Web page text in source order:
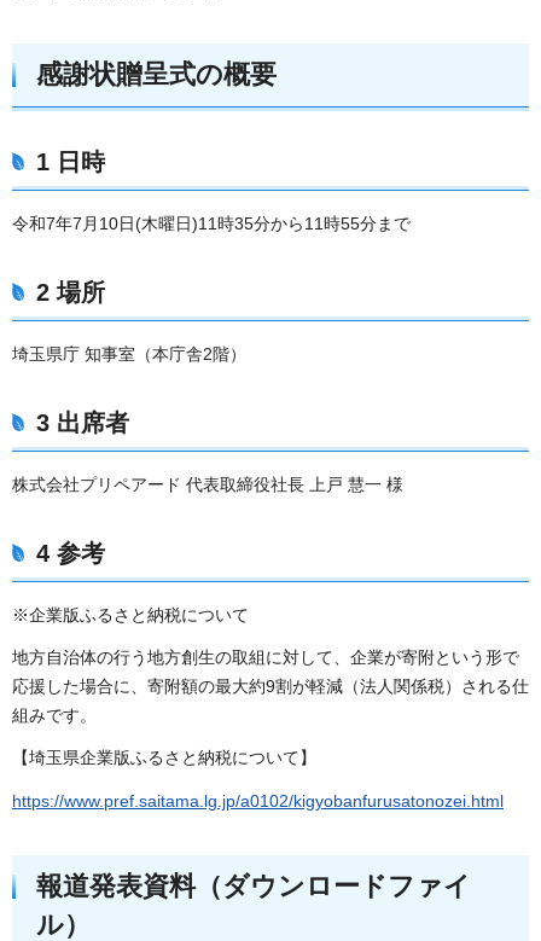
感謝状贈呈式の概要
1 日時
令和7年7月10日(木曜日)11時35分から11時55分まで
2 場所
埼玉県庁 知事室（本庁舎2階）
3 出席者
株式会社プリペアード 代表取締役社長 上戸 慧一 様
4 参考
※企業版ふるさと納税について
地方自治体の行う地方創生の取組に対して、企業が寄附という形で
応援した場合に、寄附額の最大約9割が軽減（法人関係税）される仕
組みです。
【埼玉県企業版ふるさと納税について】
https://www.pref.saitama.lg.jp/a0102/kigyobanfurusatonozei.html
報道発表資料（ダウンロードファイ
ル）